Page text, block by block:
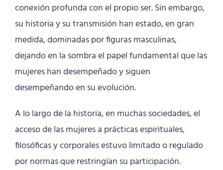
conexión profunda con el propio ser. Sin embargo,
su historia y su transmisión han estado, en gran
medida, dominadas por figuras masculinas,
dejando en la sombra el papel fundamental que las
mujeres han desempeñado y siguen
desempeñando en su evolución.
A lo largo de la historia, en muchas sociedades, el
acceso de las mujeres a prácticas espirituales,
filosóficas y corporales estuvo limitado o regulado
por normas que restringían su participación.